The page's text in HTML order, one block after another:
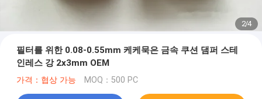
2/4
필터를 위한 0.08-0.55mm 케케묵은 금속 쿠션 댐퍼 스테
인레스 강 2x3mm OEM
가격：협상 가능 MOQ：500 PC